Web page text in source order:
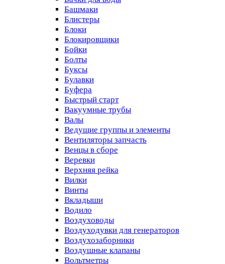
Башмаки
Блистеры
Блоки
Блокировщики
Бойки
Болты
Буксы
Булавки
Буфера
Быстрый старт
Вакуумные трубы
Валы
Ведущие группы и элементы
Вентиляторы запчасть
Венцы в сборе
Веревки
Верхняя рейка
Вилки
Винты
Вкладыши
Водило
Воздуховоды
Воздуходувки для генераторов
Воздухозаборники
Воздушные клапаны
Вольтметры